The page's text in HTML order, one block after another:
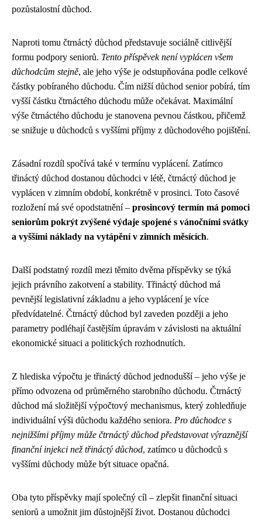
pozůstalostní důchod.
Naproti tomu čtrnáctý důchod představuje sociálně citlivější
formu podpory seniorů. Tento příspěvek není vyplácen všem
důchodcům stejně, ale jeho výše je odstupňována podle celkové
částky pobíraného důchodu. Čím nižší důchod senior pobírá, tím
vyšší částku čtrnáctého důchodu může očekávat. Maximální
výše čtrnáctého důchodu je stanovena pevnou částkou, přičemž
se snižuje u důchodců s vyššími příjmy z důchodového pojištění.
Zásadní rozdíl spočívá také v termínu vyplácení. Zatímco
třináctý důchod dostanou důchodci v létě, čtrnáctý důchod je
vyplácen v zimním období, konkrétně v prosinci. Toto časové
rozložení má své opodstatnění – prosincový termín má pomoci
seniorům pokrýt zvýšené výdaje spojené s vánočními svátky
a vyššími náklady na vytápění v zimních měsících.
Další podstatný rozdíl mezi těmito dvěma příspěvky se týká
jejich právního zakotvení a stability. Třináctý důchod má
pevnější legislativní základnu a jeho vyplácení je více
předvídatelné. Čtrnáctý důchod byl zaveden později a jeho
parametry podléhají častějším úpravám v závislosti na aktuální
ekonomické situaci a politických rozhodnutích.
Z hlediska výpočtu je třináctý důchod jednodušší – jeho výše je
přímo odvozena od průměrného starobního důchodu. Čtrnáctý
důchod má složitější výpočtový mechanismus, který zohledňuje
individuální výši důchodu každého seniora. Pro důchodce s
nejnižšími příjmy může čtrnáctý důchod představovat výraznější
finanční injekci než třináctý důchod, zatímco u důchodců s
vyššími důchody může být situace opačná.
Oba tyto příspěvky mají společný cíl – zlepšit finanční situaci
seniorů a umožnit jim důstojnější život. Dostanou důchodci